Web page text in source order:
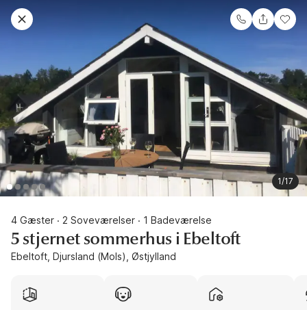
1/17
4 Gæster · 2 Soveværelser · 1 Badeværelse
5 stjernet sommerhus i Ebeltoft
Ebeltoft, Djursland (Mols), Østjylland